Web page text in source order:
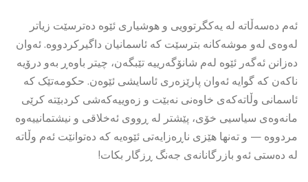
ئەم دەسەڵاتە لە یەکگرتوویی و هوشیاری ئێوە دەترسێت زیاتر
لەوەی لەو موشەکانە بترسێت کە ئاسمانیان داگیرکردووە. ئەوان
دەزانن ئەگەر ئێوە لەم شانۆگەرییە تێبگەن، چیتر باوەڕ بەو درۆیە
ناکەن کە گوایە ئەوان پارێزەری ئاسایشی ئێوەن. حکومەتێک کە
ئاسمانی وڵاتەکەی خاوەنی نەبێت و زەوییەکەشی کردبێتە کرێی
مانەوەی سیاسیی خۆی، پێشتر لە ڕووی ئەخلاقی و نیشتمانییەوە
مردووە — و تەنها هێزی ناڕەزایەتی ئێوەیە کە دەتوانێت ئەم وڵاتە
لە دەستی ئەو بازرگانانەی جەنگ ڕزگار بکات!